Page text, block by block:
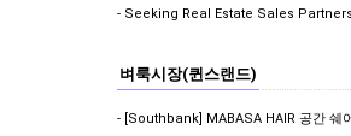
벼룩시장(퀸스랜드)